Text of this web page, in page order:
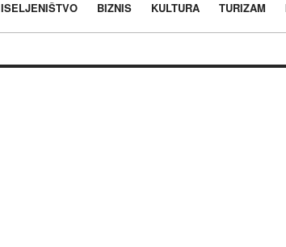
ISELJENIŠTVO BIZNIS KULTURA TURIZAM